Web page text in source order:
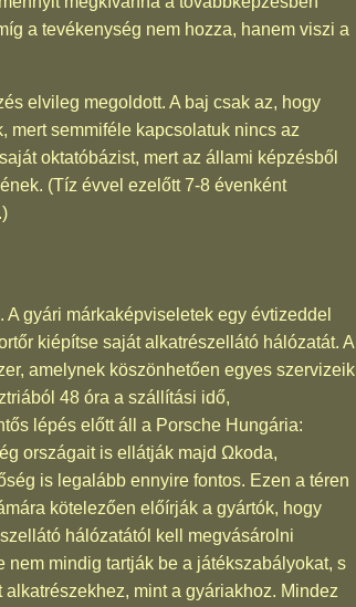
a tevékenység nem hozza, hanem viszi a
elvileg megoldott. A baj csak az, hogy
mert semmiféle kapcsolatuk nincs az
oktatóbázist, mert az állami képzésből
(Tíz évvel ezelőtt 7-8 évenként
gyári márkaképviseletek egy évtizeddel
kiépítse saját alkatrészellátó hálózatát. A
amelynek köszönhetően egyes szervizeik
48 óra a szállítási idő,
lépés előtt áll a Porsche Hungária:
országait is ellátják majd Ωkoda,
is legalább ennyire fontos. Ezen a téren
kötelezően előírják a gyártók, hogy
hálózatától kell megvásárolni
mindig tartják be a játékszabályokat, s
mint a gyáriakhoz. Mindez